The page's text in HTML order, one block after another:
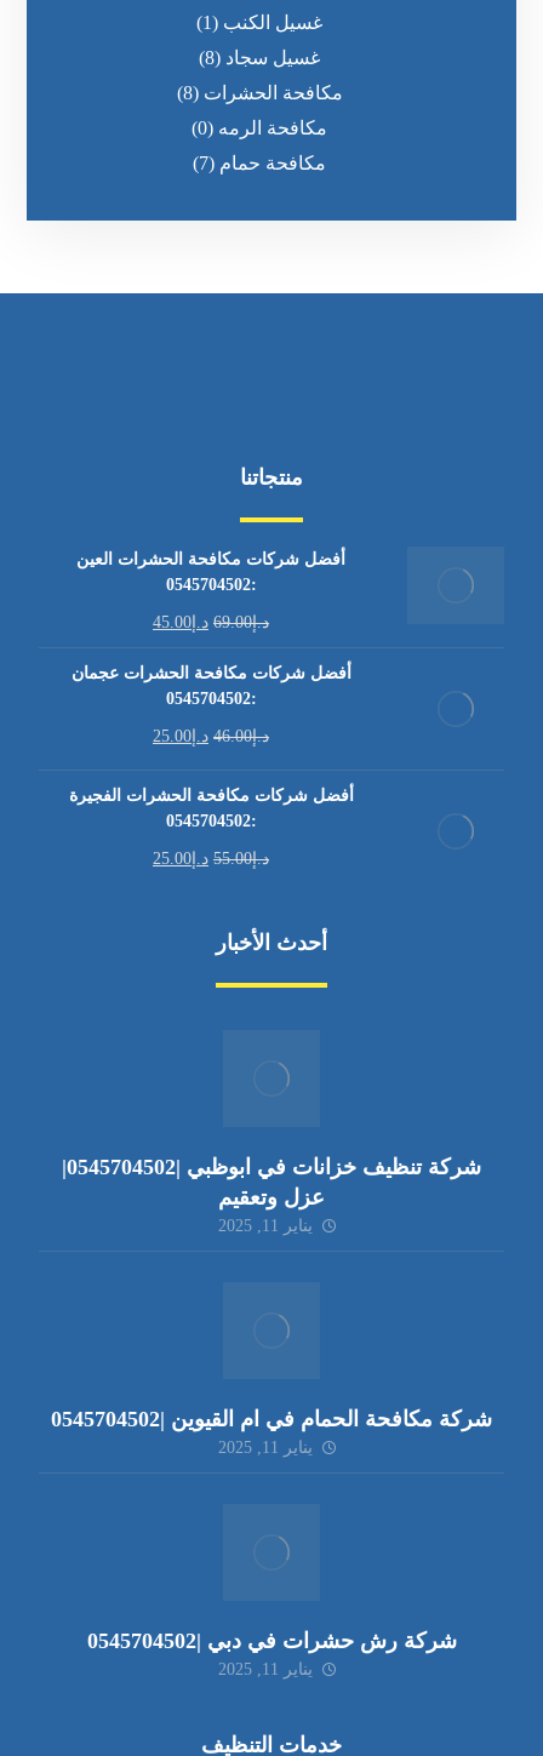
غسيل الكنب (1)
غسيل سجاد (8)
مكافحة الحشرات (8)
مكافحة الرمه (0)
مكافحة حمام (7)
منتجاتنا
أفضل شركات مكافحة الحشرات العين
:0545704502
د.إ69.00 د.إ 45.00
أفضل شركات مكافحة الحشرات عجمان
:0545704502
د.إ46.00 د.إ 25.00
أفضل شركات مكافحة الحشرات الفجيرة
:0545704502
د.إ55.00 د.إ 25.00
أحدث الأخبار
شركة تنظيف خزانات في ابوظبي |0545704502|
عزل وتعقيم
يناير 11, 2025
شركة مكافحة الحمام في ام القيوين |0545704502
يناير 11, 2025
شركة رش حشرات في دبي |0545704502
يناير 11, 2025
خدمات التنظيف